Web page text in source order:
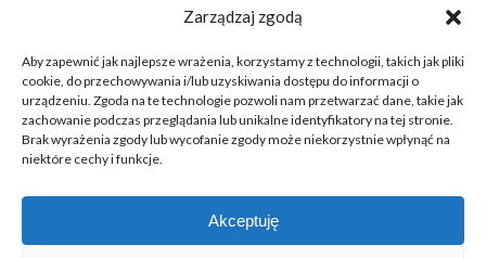
Zarządzaj zgodą
Aby zapewnić jak najlepsze wrażenia, korzystamy z technologii, takich jak pliki
cookie, do przechowywania i/lub uzyskiwania dostępu do informacji o
urządzeniu. Zgoda na te technologie pozwoli nam przetwarzać dane, takie jak
zachowanie podczas przeglądania lub unikalne identyfikatory na tej stronie.
Brak wyrażenia zgody lub wycofanie zgody może niekorzystnie wpłynąć na
niektóre cechy i funkcje.
Akceptuję
zastrzeżone | realizacjaHillnet
O